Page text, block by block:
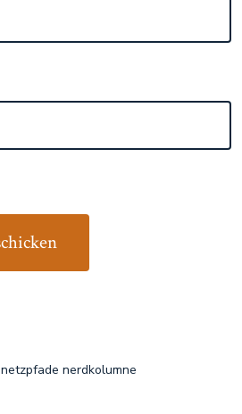
netzpfade nerdkolumne